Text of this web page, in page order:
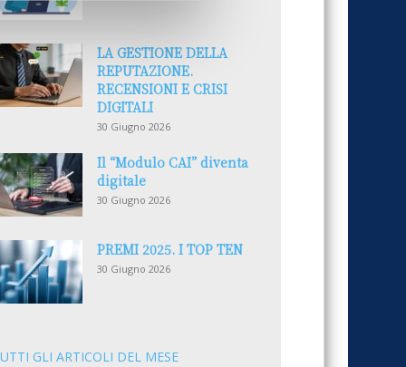
LA GESTIONE DELLA
REPUTAZIONE.
RECENSIONI E CRISI
DIGITALI
30 Giugno 2026
Il “Modulo CAI” diventa
digitale
30 Giugno 2026
PREMI 2025. I TOP TEN
30 Giugno 2026
GLI ARTICOLI DEL MESE